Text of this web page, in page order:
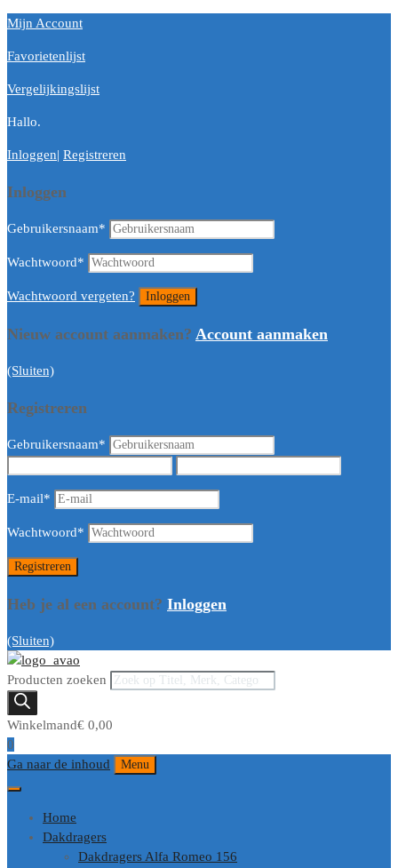
Mijn Account
Favorietenlijst
Vergelijkingslijst
Hallo.
Inloggen| Registreren
Inloggen
Gebruikersnaam*
Wachtwoord*
Wachtwoord vergeten?
Nieuw account aanmaken? Account aanmaken
(Sluiten)
Registreren
Gebruikersnaam*
E-mail*
Wachtwoord*
Heb je al een account? Inloggen
(Sluiten)
Producten zoeken
Winkelmand€ 0,00
0
Ga naar de inhoud
Menu
Home
Dakdragers
Dakdragers Alfa Romeo 156